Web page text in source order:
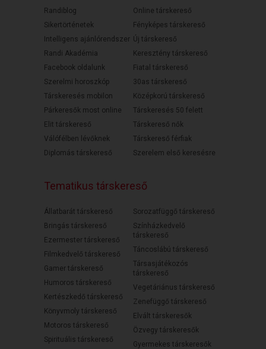
Randiblog
Sikertörténetek
Intelligens ajánlórendszer
Randi Akadémia
Facebook oldalunk
Szerelmi horoszkóp
Társkeresés mobilon
Párkeresők most online
Elit társkereső
Válófélben lévőknek
Diplomás társkereső
Online társkereső
Fényképes társkereső
Új társkereső
Keresztény társkereső
Fiatal társkereső
30as társkereső
Középkorú társkereső
Társkeresés 50 felett
Társkereső nők
Társkereső férfiak
Szerelem első keresésre
Tematikus társkereső
Állatbarát társkereső
Bringás társkereső
Ezermester társkereső
Filmkedvelő társkereső
Gamer társkereső
Humoros társkereső
Kertészkedő társkereső
Könyvmoly társkereső
Motoros társkereső
Spirituális társkereső
Sorozatfüggő társkereső
Színházkedvelő
társkereső
Táncoslábú társkereső
Társasjátékozós
társkereső
Vegetáriánus társkereső
Zenefüggő társkereső
Elvált társkeresők
Özvegy társkeresők
Gyermekes társkeresők